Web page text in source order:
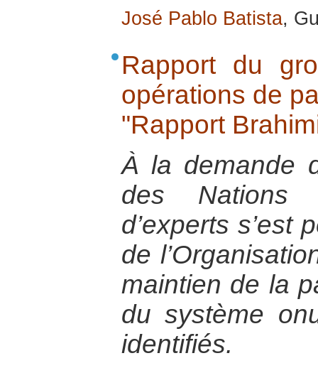
José Pablo Batista,
Rapport du
opérations de
"Rapport
À la demande
des Nations
d’experts s’est
de
maintien de la
du système
identifiés.